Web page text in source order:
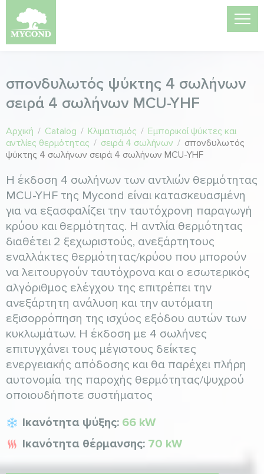
σπονδυλωτός ψύκτης 4 σωλήνων
σειρά 4 σωλήνων MCU-YHF
Αρχική / Catalog / Κλιματισμός / Εμπορικοί ψύκτες και
αντλίες θερμότητας / σειρά 4 σωλήνων / σπονδυλωτός
ψύκτης 4 σωλήνων σειρά 4 σωλήνων MCU-YHF
Η έκδοση 4 σωλήνων των αντλιών θερμότητας
MCU-YHF της Mycond είναι κατασκευασμένη
για να εξασφαλίζει την ταυτόχρονη παραγωγή
κρύου και θερμότητας. Η αντλία θερμότητας
διαθέτει 2 ξεχωριστούς, ανεξάρτητους
εναλλάκτες θερμότητας/κρύου που μπορούν
να λειτουργούν ταυτόχρονα και ο εσωτερικός
αλγόριθμος ελέγχου της επιτρέπει την
ανεξάρτητη ανάλυση και την αυτόματη
εξισορρόπηση της ισχύος εξόδου αυτών των
κυκλωμάτων. Η έκδοση με 4 σωλήνες
επιτυγχάνει τους μέγιστους δείκτες
ενεργειακής απόδοσης και θα παρέχει πλήρη
αυτονομία της παροχής θερμότητας/ψυχρού
οποιουδήποτε συστήματος
Ικανότητα ψύξης: 66 kW
Ικανότητα θέρμανσης: 70 kW